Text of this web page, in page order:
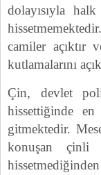
dolayısıyla
camiler açıktır
kutlamalarını
Çin, devlet
hissettiğinde
gitmektedir.
konuşan çinli